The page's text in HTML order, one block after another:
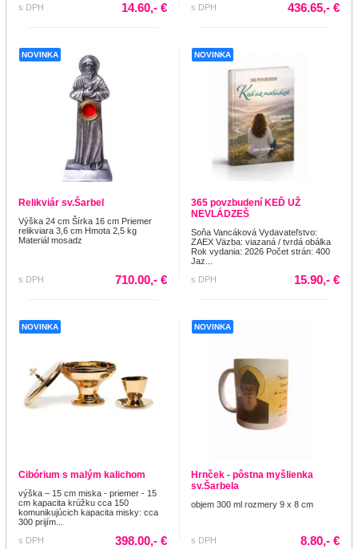
s DPH 14.60,- €
s DPH
436.65,- €
NOVINKA
Relikviár sv.Šarbel
Výška 24 cm Šírka 16 cm Priemer
relikviara 3,6 cm Hmota 2,5 kg
Materiál mosadz
s DPH 710.00,- €
NOVINKA
365 povzbudení KEĎ UŽ
NEVLÁDZEŠ
Soňa Vancáková Vydavateľstvo:
ZAEX Väzba: viazaná / tvrdá obálka
Rok vydania: 2026 Počet strán: 400
Jaz...
s DPH
15.90,- €
NOVINKA
Cibórium s malým kalichom
výška – 15 cm miska - priemer - 15
cm kapacita krúžku cca 150
komunikujúcich kapacita misky: cca
300 prijím...
s DPH
398.00,- €
NOVINKA
Hrnček - pôstna myšlienka
sv.Šarbela
objem 300 ml rozmery 9 x 8 cm
s DPH 8.80,- €